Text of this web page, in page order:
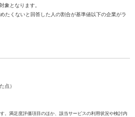
象となります。
たくないと回答した人の割合が基準値以下の企業がラ
点）
。満足度評価項目のほか、該当サービスの利用状況や検討内